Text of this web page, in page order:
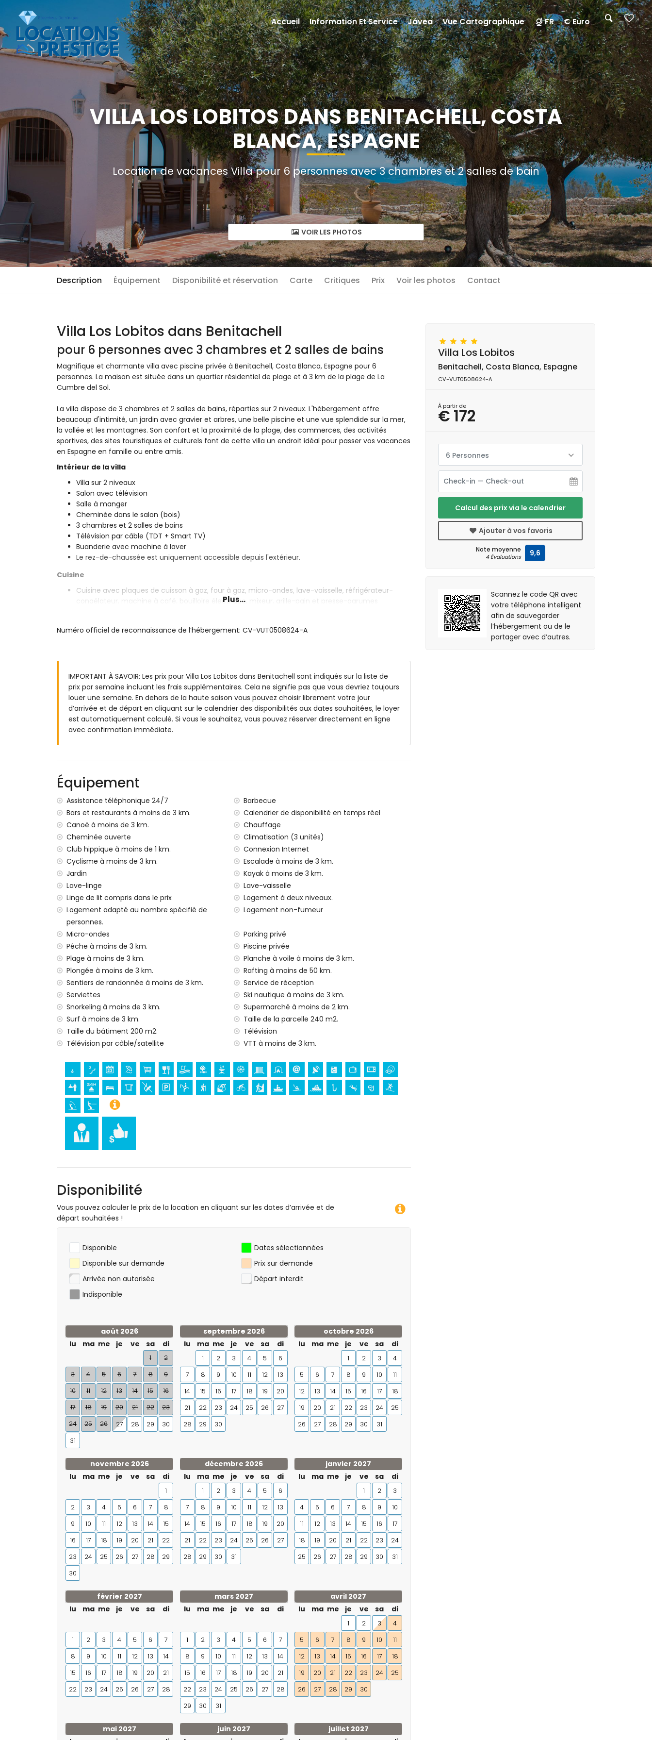
VILLA LOS LOBITOS DANS BENITACHELL, COSTA
BLANCA, ESPAGNE
Location de vacances Villa pour 6 personnes avec 3 chambres et 2 salles de bain
VOIR LES PHOTOS
Description Équipement Disponibilité et réservation Carte Critiques Prix Voir les photos Contact
Villa Los Lobitos dans Benitachell
pour 6 personnes avec 3 chambres et 2 salles de bains
Magnifique et charmante villa avec piscine privée à Benitachell, Costa Blanca, Espagne pour 6
personnes. La maison est située dans un quartier résidentiel de plage et à 3 km de la plage de La
Cumbre del Sol.
La villa dispose de 3 chambres et 2 salles de bains, réparties sur 2 niveaux. L'hébergement offre
beaucoup d'intimité, un jardin avec gravier et arbres, une belle piscine et une vue splendide sur la mer,
la vallée et les montagnes. Son confort et la proximité de la plage, des commerces, des activités
sportives, des sites touristiques et culturels font de cette villa un endroit idéal pour passer vos vacances
en Espagne en famille ou entre amis.
Intérieur de la villa
Villa sur 2 niveaux
Salon avec télévision
Salle à manger
Cheminée dans le salon (bois)
3 chambres et 2 salles de bains
Télévision par câble (TDT + Smart TV)
Buanderie avec machine à laver
Le rez-de-chaussée est uniquement accessible depuis l'extérieur.
Cuisine
Cuisine avec plaques de cuisson à gaz, four à gaz, micro-ondes, lave-vaisselle, réfrigérateur-
congélateur, machine à café, bouilloire électrique, mixeur, grille-pain et presse-agrumes
Chambre avec climatisation, lit double et salle de bain en suite
Salle de bain avec lavabo simple, douche et toilettes
Extérieur de la villa
Piscine privée
Jardin avec gravier, arbres et mobilier de jardin avec transats
3 terrasses, dont 1 couverte
Place de parking privée couverte et 2 places de parking privées
Informations supplémentaires
Ville la plus proche : Benitachell (à moins de 5 kilomètres de la villa)
Point d'eau ou rive le plus proche : Méditerranée (à moins de 3 kilomètres de la villa)
Plage la plus proche : La Cumbre del Sol (à moins de 3 kilomètres de la villa)
Port le plus proche : Aduanas Mar, Jávea (à moins de 10 kilomètres de la villa)
Parc le plus proche : La Cumbre del Sol (à moins de 3 kilomètres de la villa)
Aéroport le plus proche : Alicante (à moins de 100 kilomètres de la villa)
Deuxième aéroport le plus proche : Valence (> 100 kilomètres)
Interdiction de fumer
Animaux non admis
L'hébergement convient parfaitement aux familles avec enfants
Équipements et services inclus dans le prix de location de la villa
Internet (WiFi)
Aspirateur et fer à repasser avec planche à repasser
Linge de lit et serviettes
Service de réception et service d'urgence 24 heures sur 24
Chauffage par air et avec climatisation
Équipements et services en supplément
Lit supplémentaire et lit/parc pour enfants (sur demande)
Curiosités et culture à Benitachell, Costa Blanca
Monument (Pueblo Histórico, Benitachell), bâtiment architectural (Pueblo Histórico, Benitachell),
lieu historique (Pueblo Histórico et Benitachell) (à moins de 5 kilomètres de l'hébergement)
Benitachell) (à moins de 10 kilomètres de l'hébergement)
Palais (Palacio Real de Valencia), château (Portal de la Vila et Dénia) (à moins de 25 kilomètres de
l'hébergement)
Sports
Équitation (à moins de 1000 mètres de la villa)
Randonnée, VTT, cyclisme, escalade, canoë, kayak, pêche, plongée, snorkeling, surf, planche à
voile et ski nautique (à moins de 5 kilomètres de la villa)
Tennis et golf (Club de Golf Jávea) (à moins de 10 kilomètres de la villa)
Plus...
Numéro officiel de reconnaissance de l’hébergement: CV-VUT0508624-A
IMPORTANT À SAVOIR: Les prix pour Villa Los Lobitos dans Benitachell sont indiqués sur la liste de
prix par semaine incluant les frais supplémentaires. Cela ne signifie pas que vous devriez toujours
louer une semaine. En dehors de la haute saison vous pouvez choisir librement votre jour
d’arrivée et de départ en cliquant sur le calendrier des disponibilités aux dates souhaitées, le loyer
est automatiquement calculé. Si vous le souhaitez, vous pouvez réserver directement en ligne
avec confirmation immédiate.
Équipement
Assistance téléphonique 24/7
Barbecue
Bars et restaurants à moins de 3 km.
Calendrier de disponibilité en temps réel
Canoë à moins de 3 km.
Chauffage
Cheminée ouverte
Climatisation (3 unités)
Club hippique à moins de 1 km.
Connexion Internet
Cyclisme à moins de 3 km.
Escalade à moins de 3 km.
Jardin
Kayak à moins de 3 km.
Lave-linge
Lave-vaisselle
Linge de lit compris dans le prix
Logement à deux niveaux.
Logement adapté au nombre spécifié de
personnes.
Logement non-fumeur
Micro-ondes
Parking privé
Pêche à moins de 3 km.
Piscine privée
Plage à moins de 3 km.
Planche à voile à moins de 3 km.
Plongée à moins de 3 km.
Rafting à moins de 50 km.
Sentiers de randonnée à moins de 3 km.
Service de réception
Serviettes
Ski nautique à moins de 3 km.
Snorkeling à moins de 3 km.
Supermarché à moins de 2 km.
Surf à moins de 3 km.
Taille de la parcelle 240 m2.
Taille du bâtiment 200 m2.
Télévision
Télévision par câble/satellite
VTT à moins de 3 km.
Disponibilité
Vous pouvez calculer le prix de la location en cliquant sur les dates d’arrivée et de
départ souhaitées !
Disponible
Dates sélectionnées
Disponible sur demande
Prix sur demande
Arrivée non autorisée
Départ interdit
Indisponible
août 2026
lu
ma me je ve sa di
1
2
3
4 5 6 7 8
9
10
11 12 13 14 15
16
17
18 19 20 21 22
23
24
25 26 27 28 29
30
31
septembre 2026
lu
ma me je ve sa di
1 2 3 4 5
6
7
8 9 10 11 12
13
14
15 16 17 18 19
20
21
22 23 24 25 26
27
28
29 30
octobre 2026
lu
ma me je ve sa di
1 2 3
4
5
6 7 8 9 10
11
12
13 14 15 16 17
18
19
20 21 22 23 24
25
26
27 28 29 30 31
novembre 2026
lu
ma me je ve sa di
1
2
3 4 5 6 7
8
9
10 11 12 13 14
15
16
17 18 19 20 21
22
23
24 25 26 27 28
29
30
décembre 2026
lu
ma me je ve sa di
1 2 3 4 5
6
7
8 9 10 11 12
13
14
15 16 17 18 19
20
21
22 23 24 25 26
27
28
29 30 31
janvier 2027
lu
ma me je ve sa di
1 2
3
4
5 6 7 8 9
10
11
12 13 14 15 16
17
18
19 20 21 22 23
24
25
26 27 28 29 30 31
février 2027
lu
ma me je ve sa di
1 2 3 4 5 6
7
8
9 10 11 12 13
14
15
16 17 18 19 20
21
22
23 24 25 26 27 28
mars 2027
lu
ma me je ve sa di
1 2 3 4 5 6
7
8
9 10 11 12 13
14
15
16 17 18 19 20
21
22
23 24 25 26 27
28
29
30 31
avril 2027
lu
ma me je ve sa di
1 2 3
4
5
6 7 8 9 10
11
12
13 14 15 16 17
18
19
20 21 22 23 24
25
26
27 28 29 30
mai 2027
juin 2027
juillet 2027
Villa Los Lobitos
Benitachell, Costa Blanca, Espagne
CV-VUT0508624-A
À partir de
€ 172
6 Personnes
Calcul des prix via le calendrier
Ajouter à vos favoris
Note moyenne
4 Évaluations 9,6
Scannez le code QR avec
votre téléphone intelligent
afin de sauvegarder
l’hébergement ou de le
partager avec d’autres.
Accueil Information Et Service Jávea Vue Cartographique FR € Euro